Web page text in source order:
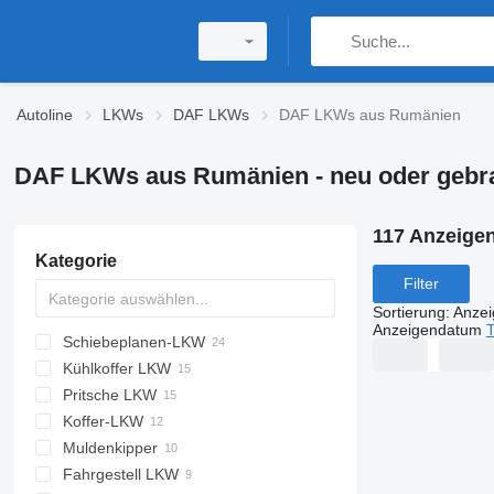
Autoline LKWs DAF LKWs DAF LKWs aus Rumänien
DAF LKWs aus Rumänien - neu oder
Kategorie
Schiebeplanen-LKW
Kühlkoffer LKW
Pritsche LKW
Koffer-LKW
Muldenkipper
Fahrgestell LKW
117
Filter
Sortierung:
Anzeigendatum